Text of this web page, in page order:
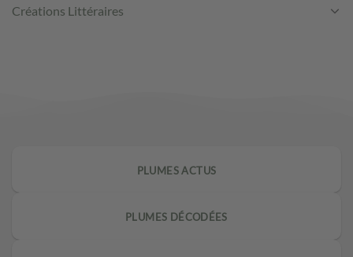
Créations Littéraires
PLUMES ACTUS
PLUMES DÉCODÉES